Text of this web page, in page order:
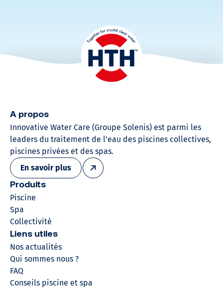
A propos
Innovative Water Care (Groupe Solenis)​ est parmi les
leaders du traitement de l’eau des piscines collectives,
piscines privées et des spas.
En savoir plus
Produits
Piscine
Spa
Collectivité
Liens utiles
Nos actualités
Qui sommes nous ?
FAQ
Conseils piscine et spa